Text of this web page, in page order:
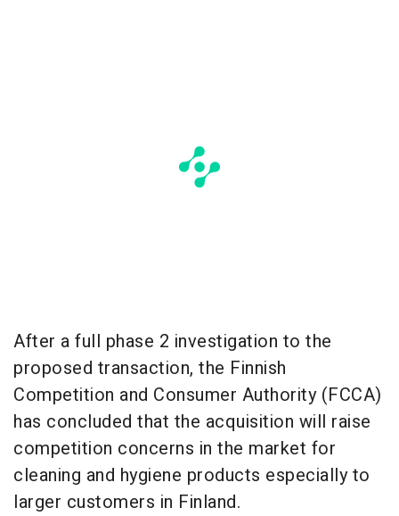
After a full phase 2 investigation to the
proposed transaction, the Finnish
Competition and Consumer Authority (FCCA)
has concluded that the acquisition will raise
competition concerns in the market for
cleaning and hygiene products especially to
larger customers in Finland.